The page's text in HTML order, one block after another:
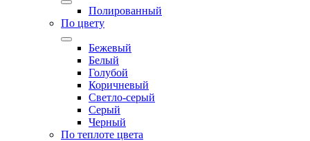
Полированный
По цвету
Бежевый
Белый
Голубой
Коричневый
Светло-серый
Серый
Черный
По теплоте цвета